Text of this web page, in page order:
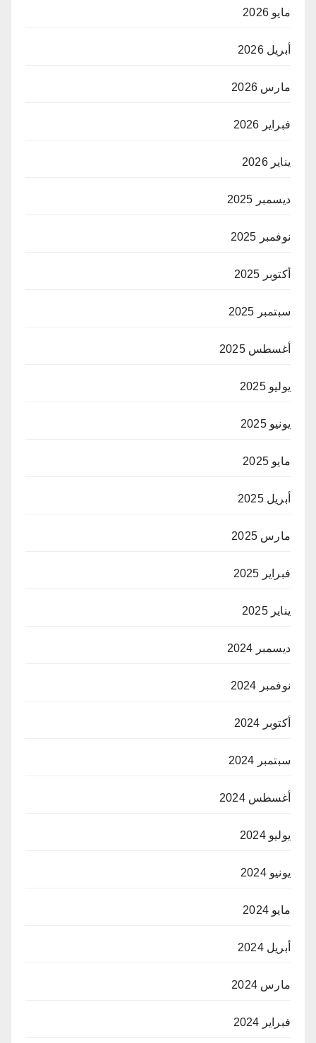
مايو 2026
أبريل 2026
مارس 2026
فبراير 2026
يناير 2026
ديسمبر 2025
نوفمبر 2025
أكتوبر 2025
سبتمبر 2025
أغسطس 2025
يوليو 2025
يونيو 2025
مايو 2025
أبريل 2025
مارس 2025
فبراير 2025
يناير 2025
ديسمبر 2024
نوفمبر 2024
أكتوبر 2024
سبتمبر 2024
أغسطس 2024
يوليو 2024
يونيو 2024
مايو 2024
أبريل 2024
مارس 2024
فبراير 2024